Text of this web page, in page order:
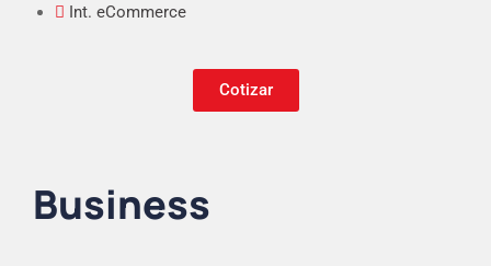
Int. eCommerce
Cotizar
Business